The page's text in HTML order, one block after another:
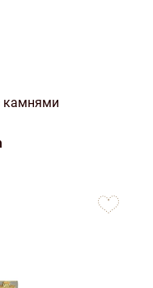
камнями
favorites